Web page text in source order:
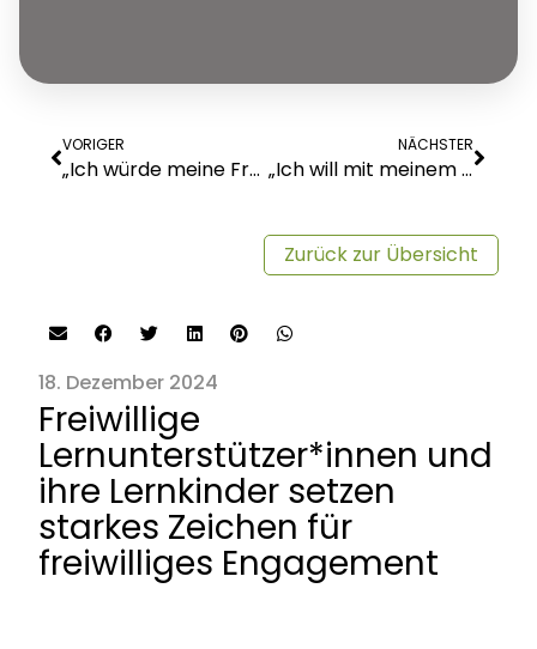
VORIGER
„Ich würde meine Freiwilligenarbeit nicht freiwillig aufgeben“ – Word-Rap mit Renate E.
NÄCHSTER
„Ich will mit meinem Engagement zeigen, dass man die Welt zum Positiven verändern kann“ – Word-Rap mit Barbara S.
Zurück zur Übersicht
18. Dezember 2024
Freiwillige
Lernunterstützer*innen und
ihre Lernkinder setzen
starkes Zeichen für
freiwilliges Engagement